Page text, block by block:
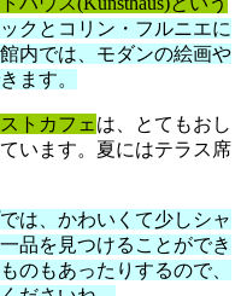
クとコリン・フルニエに
内では、モダンの絵画や
ます。
トカフェ は、とてもおし
います。夏にはテラス席
は、かわいくて少しシャ
品を見つけることができ
のもあったりするので、